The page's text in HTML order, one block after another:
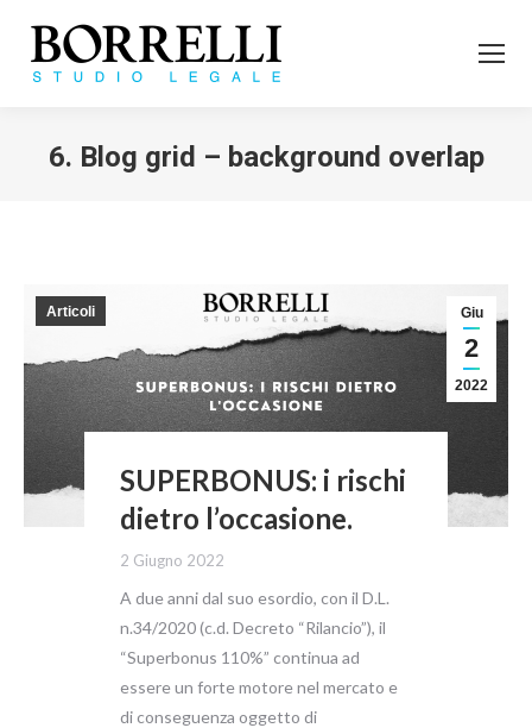
6. Blog grid – background overlap
Giu
2
2022
Articoli
SUPERBONUS: i rischi
dietro l’occasione.
2 Giugno 2022
A due anni dal suo esordio, con il D.L.
n.34/2020 (c.d. Decreto “Rilancio”), il
“Superbonus 110%” continua ad
essere un forte motore nel mercato e
di conseguenza oggetto di